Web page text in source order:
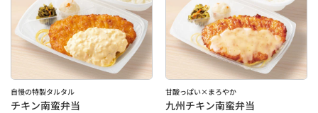
自慢の特製タルタル
チキン南蛮弁当
甘酸っぱい×まろやか
九州チキン南蛮弁当